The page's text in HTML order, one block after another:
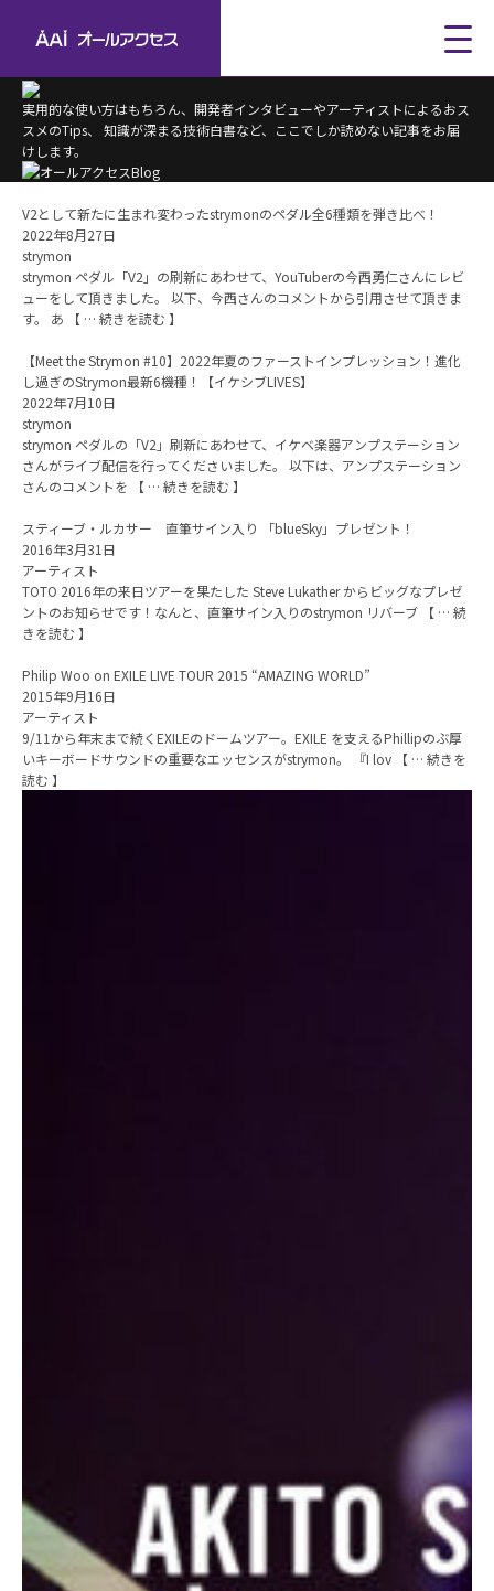
実用的な使い方はもちろん、開発者インタビューやアーティストによるおス
スメのTips、
知識が深まる技術白書など、ここでしか読めない記事をお届
けします。
V2として新たに生まれ変わったstrymonのペダル全6種類を弾き比べ！
2022年8月27日
strymon
strymon ペダル「V2」の刷新にあわせて、YouTuberの今西勇仁さんにレビ
ューをして頂きました。 以下、今西さんのコメントから引用させて頂きま
す。 あ 【 … 続きを読む 】
【Meet the Strymon #10】2022年夏のファーストインプレッション！進化
し過ぎのStrymon最新6機種！【イケシブLIVES】
2022年7月10日
strymon
strymon ペダルの「V2」刷新にあわせて、イケベ楽器アンプステーション
さんがライブ配信を行ってくださいました。 以下は、アンプステーション
さんのコメントを 【 … 続きを読む 】
スティーブ・ルカサー 直筆サイン入り 「blueSky」プレゼント！
2016年3月31日
アーティスト
TOTO 2016年の来日ツアーを果たした Steve Lukather からビッグなプレゼ
ントのお知らせです！なんと、直筆サイン入りのstrymon リバーブ 【 … 続
きを読む 】
Philip Woo on EXILE LIVE TOUR 2015 “AMAZING WORLD”
2015年9月16日
アーティスト
9/11から年末まで続くEXILEのドームツアー。EXILE を支えるPhillipのぶ厚
いキーボードサウンドの重要なエッセンスがstrymon。 『I lov 【 … 続きを
読む 】